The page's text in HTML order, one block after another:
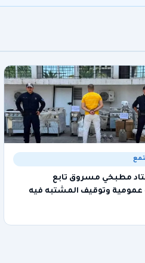
مطبخي مسروق تابع
وتوقيف المشتبه فيه